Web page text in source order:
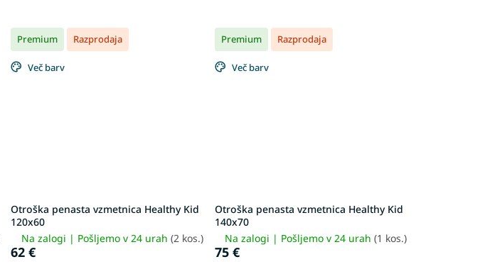
Premium Razprodaja
Več barv
Otroška penasta vzmetnica Healthy Kid
120x60
Na zalogi | Pošljemo v 24 urah (2 kos.)
62 €
Premium Razprodaja
Več barv
Otroška penasta vzmetnica Healthy Kid
140x70
Na zalogi | Pošljemo v 24 urah (1 kos.)
75 €